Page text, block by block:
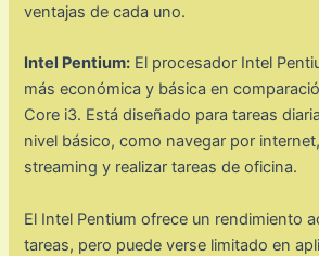
ventajas de cada uno.
Intel Pentium: El procesador Intel
más económica y básica en
Core i3. Está diseñado para tareas
nivel básico, como navegar por
streaming y realizar tareas de oficina.
El Intel Pentium ofrece un rendimiento
tareas, pero puede verse limitado en